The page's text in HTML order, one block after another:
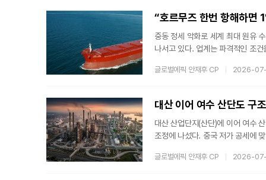
개를 차지했다. 현재 하루 평균
“호르무즈 한번 항해하면
중동 정세 악화로 세계 최대 원유
나서고 있다. 업계는 파격적인 조
지급하는 조건을 내걸었다. 회사는
월급이 1만5000달러(약 2218만
글로벌에픽 안재후 CP 2026-
대산 이어 여수 산단도 구
대산 산업단지(산단)에 이어 여수
조정에 나섰다. 중국 저가 공세에
편'이라는 전례 없는 산업정책을
글로벌에픽 안재후 CP 2026-